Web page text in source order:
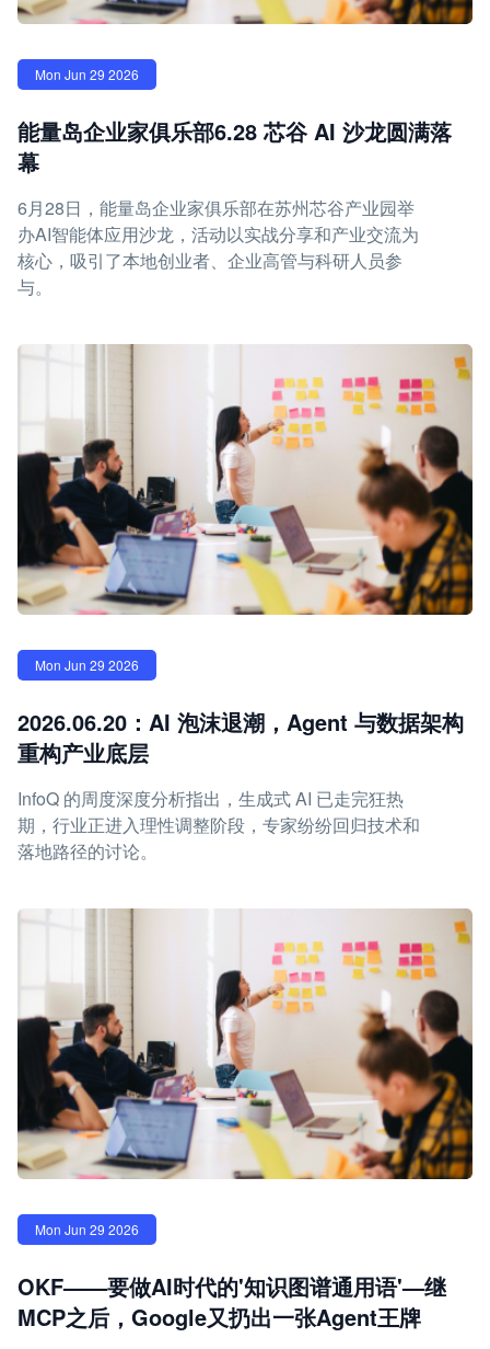
Mon Jun 29 2026
能量岛企业家俱乐部6.28 芯谷 AI 沙龙圆满落
幕
6月28日，能量岛企业家俱乐部在苏州芯谷产业园举
办AI智能体应用沙龙，活动以实战分享和产业交流为
核心，吸引了本地创业者、企业高管与科研人员参
与。
Mon Jun 29 2026
2026.06.20：AI 泡沫退潮，Agent 与数据架构
重构产业底层
InfoQ 的周度深度分析指出，生成式 AI 已走完狂热
期，行业正进入理性调整阶段，专家纷纷回归技术和
落地路径的讨论。
Mon Jun 29 2026
OKF——要做AI时代的'知识图谱通用语'—继
MCP之后，Google又扔出一张Agent王牌